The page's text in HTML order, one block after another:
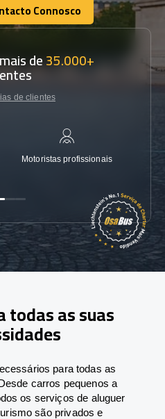
Connosco
Connosco
de35.000+
de clientes
Motoristas profissionais
todas as suas
para todas as
carros pequenos a
os serviços de aluguer
são privados e